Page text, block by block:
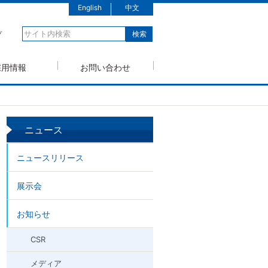
中文
English
情報 お問い合わせ
ニュース
ニュースリリース
展示会
お知らせ
CSR
メディア